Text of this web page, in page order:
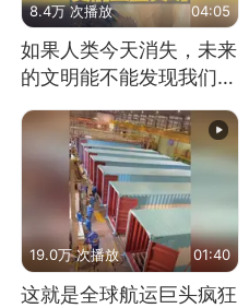
8.4万 次播放 04:05
如果人类今天消失，未来
的文明能不能发现我们存
19.0万 次播放 01:40
这就是全球航运巨头疯狂